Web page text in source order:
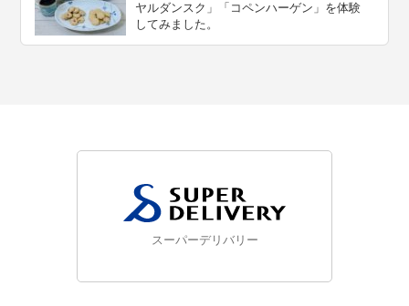
ヤルダンスク」「コペンハーゲン」を体験
してみました。
スーパーデリバリー